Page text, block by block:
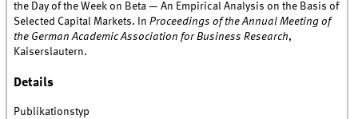
the Day of the Week on Beta — An Empirical Analysis on the Basis of
Selected Capital Markets. InProceedings of the Annual Meeting of
the German Academic Association for Business Research,
Kaiserslautern.
Details
Publikationstyp